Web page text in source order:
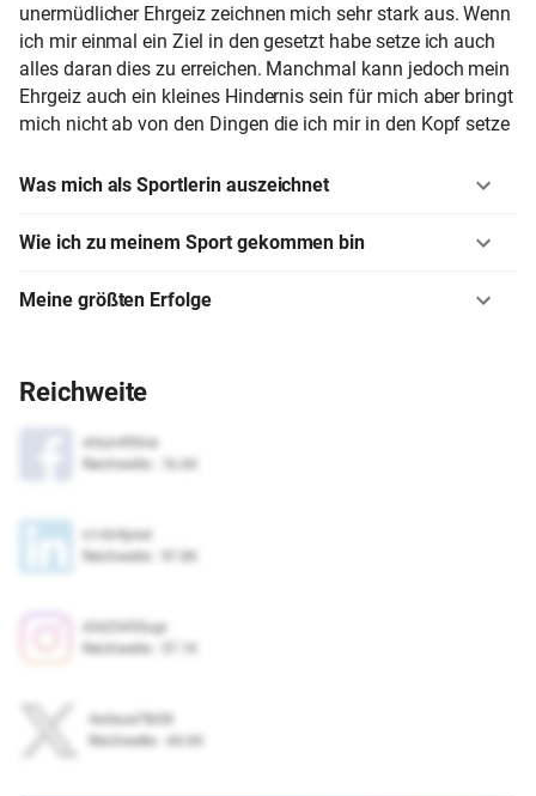
unermüdlicher Ehrgeiz zeichnen mich sehr stark aus. Wenn
ich mir einmal ein Ziel in den gesetzt habe setze ich auch
alles daran dies zu erreichen. Manchmal kann jedoch mein
Ehrgeiz auch ein kleines Hindernis sein für mich aber bringt
mich nicht ab von den Dingen die ich mir in den Kopf setze
Was mich als Sportlerin auszeichnet
Wie ich zu meinem Sport gekommen bin
Meine größten Erfolge
Reichweite
xhkzr4f0hie
Reichweite
n1r6r9piwl
Reichweite
d3d2t450ugr
Reichweite
4a4aue7lb08
Reichweite